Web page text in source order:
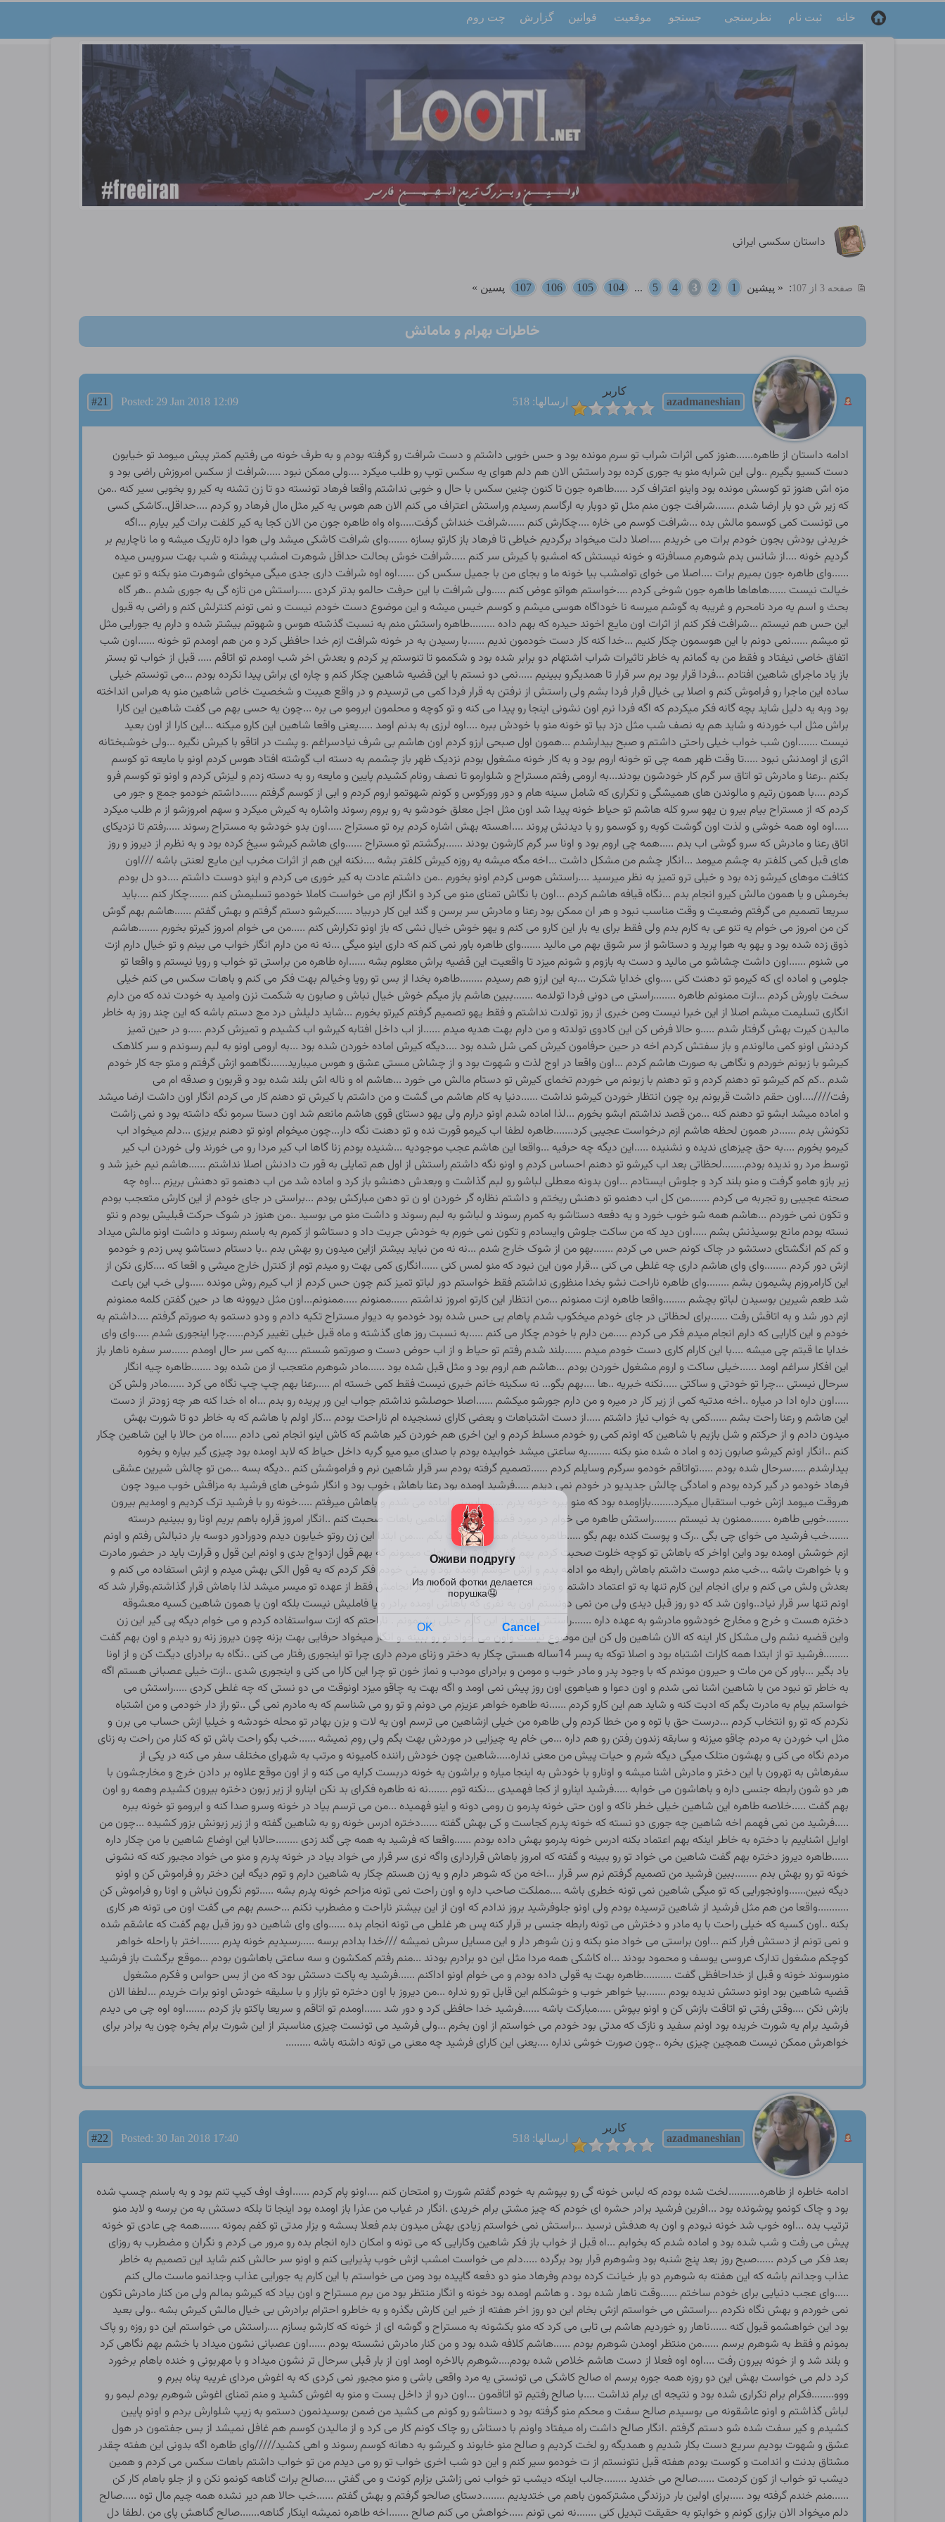
خانه ثبت نام نظرسنجی جستجو موقعیت قوانین گزارش چت روم
داستان سکسی ایرانی
صفحه 3 از 107 : « پیشین 1
2
3
4
5
...
104
105
106
107 پسین »
خاطرات بهرام و مامانش
azadmaneshian
کاربر
ارسالها: 518
#21 Posted: 29 Jan 2018 12:09
ادامه داستان از طاهره......هنوز کمی اثرات شراب تو سرم مونده بود و حس خوبی داشتم و دست شرافت رو گرفته بودم و به طرف خونه می رفتیم کمتر پیش میومد تو خیابون دست کسیو بگیرم ..ولی این شرابه منو یه جوری کرده بود راستش الان هم دلم هوای یه سکس توپ رو طلب میکرد ....ولی ممکن نبود .....شرافت از سکس امروزش راضی بود و مزه اش هنوز تو کوسش مونده بود واینو اعتراف کرد .....طاهره جون تا کنون چنین سکس با حال و خوبی نداشتم واقعا فرهاد تونسته دو تا زن تشنه به کیر رو بخوبی سیر کنه ..من که زیر ش دو بار ارضا شدم .......شرافت جون منم مثل تو دوبار به ارگاسم رسیدم وراستش اعتراف می کنم الان هم هوس یه کیر مثل مال فرهاد رو کردم ....حداقل..کاشکی کسی می تونست کمی کوسمو مالش بده ...شرافت کوسم می خاره ....چکارش کنم ......شرافت خنداش گرفت.....واه واه طاهره جون من الان کجا یه کیر کلفت برات گیر بیارم ...اگه خریدنی بودش بجون خودم برات می خریدم ....اصلا دلت میخواد برگردیم خیاطی تا فرهاد باز کارتو بسازه .......وای شرافت کاشکی میشد ولی هوا داره تاریک میشه و ما ناچاریم بر گردیم خونه ....از شانس بدم شوهرم مسافرته و خونه نیستش که امشبو با کیرش سر کنم .....شرافت خوش بحالت حداقل شوهرت امشب پیشته و شب بهت سرویس میده ......وای طاهره جون بمیرم برات ....اصلا می خوای توامشب بیا خونه ما و بجای من با جمیل سکس کن ......اوه اوه شرافت داری جدی میگی میخوای شوهرت منو بکنه و تو عین خیالت نیست ......هاهاها طاهره جون شوخی کردم ....خواستم هواتو عوض کنم .....ولی شرافت با این حرفت حالمو بدتر کردی .....راستش من تازه گی یه جوری شدم ..هر گاه بحث و اسم یه مرد نامحرم و غریبه به گوشم میرسه نا خوداگاه هوسی میشم و کوسم خیس میشه و این موضوع دست خودم نیست و نمی تونم کنترلش کنم و راضی به قبول این حس هم نیستم ...شرافت فکر کنم از اثرات اون مایع اخوند حیدره که بهم داده .........طاهره راستش منم به نسبت گذشته هوس و شهوتم بیشتر شده و دارم یه جورایی مثل تو میشم ......نمی دونم با این هوسمون چکار کنیم ...خدا کنه کار دست خودمون ندیم ......با رسیدن به در خونه شرافت ازم خدا حافظی کرد و من هم اومدم تو خونه ......اون شب اتفاق خاصی نیفتاد و فقط من به گمانم به خاطر تاثیرات شراب اشتهام دو برابر شده بود و شکممو تا تنوستم پر کردم و بعدش اخر شب اومدم تو اتاقم ..... قبل از خواب تو بستر باز یاد ماجرای شاهین افتادم ...فردا قرار بود برم سر قرار تا همدیگرو ببینیم .....نمی دو نستم با این قضیه شاهین چکار کنم و چاره ای براش پیدا نکرده بودم ...می تونستم خیلی ساده این ماجرا رو فراموش کنم و اصلا بی خیال قرار فردا بشم ولی راستش از نرفتن به قرار فردا کمی می ترسیدم و در واقع هیبت و شخصیت خاص شاهین منو به هراس انداخته بود وبه یه دلیل شاید بچه گانه فکر میکردم که اگه فردا نرم اون نشونی اینجا رو پیدا می کنه و تو کوچه و محلمون ابرومو می بره ...چون یه حسی بهم می گفت شاهین این کارا براش مثل اب خوردنه و شاید هم یه نصف شب مثل دزد بیا تو خونه منو با خودش ببره ....اوه لرزی به بدنم اومد .....یعنی واقعا شاهین این کارو میکنه ...این کارا از اون بعید نیست .......اون شب خواب خیلی راحتی داشتم و صبح بیدارشدم ...همون اول صبحی ارزو کردم اون هاشم بی شرف نیادسراغم .و پشت در اتاقو با کیرش نگیره ...ولی خوشبختانه اثری از اومدنش نبود .....تا وقت ظهر همه چی تو خونه اروم بود و به کار خونه مشغول بودم نزدیک ظهر باز چشمم به دسته اب گوشته افتاد هوس کردم اونو با مایعه تو کوسم بکنم ..رعنا و مادرش تو اتاق سر گرم کار خودشون بودند...به ارومی رفتم مستراح و شلوارمو تا نصف رونام کشیدم پایین و مایعه رو به دسته زدم و لیزش کردم و اونو تو کوسم فرو کردم ....با همون رتیم و مالوندن های همیشگی و تکراری که شامل سینه هام و دور وورکوس و کونم شهوتمو اروم کردم و ابی از کوسم گرفتم ......داشتم خودمو جمع و جور می کردم که از مستراح بیام بیرو ن یهو سرو کله هاشم تو حیاط خونه پیدا شد اون مثل اجل معلق خودشو به رو بروم رسوند واشاره به کیرش میکرد و سهم امروزشو از م طلب میکرد .....اوه اوه همه خوشی و لذت اون گوشت کوبه رو کوسمو رو با دیدنش پروند ....اهسته بهش اشاره کردم بره تو مستراح .....اون بدو خودشو به مستراح رسوند .....رفتم تا نزدیکای اتاق رعنا و مادرش که سرو گوشی اب بدم .....همه چی اروم بود و اونا سر گرم کارشون بودند ......برگشتم تو مستراح ......وای هاشم کیرشو سیخ کرده بود و به نظرم از دیروز و روز های قبل کمی کلفتر به چشم میومد ...انگار چشم من مشکل داشت ...اخه مگه میشه یه روزه کیرش کلفتر بشه ....نکنه این هم از اثرات مخرب این مایع لعنتی باشه ///اون کثافت موهای کیرشو زده بود و خیلی ترو تمیز به نظر میرسید ....راستش هوس کردم اونو بخورم ..من داشتم عادت به کیر خوری می کردم و اینو دوست داشتم ....دو دل بودم بخرمش و یا همون مالش کیرو انجام بدم ...نگاه قیافه هاشم کردم ...اون با نگاش تمنای منو می کرد و انگار ازم می خواست کاملا خودمو تسلیمش کنم .......چکار کنم ....باید سریعا تصمیم می گرفتم وضعیت و وقت مناسب نبود و هر ان ممکن بود رعنا و مادرش سر برسن و گند این کار دربیاد ......کیرشو دستم گرفتم و بهش گفتم ......هاشم بهم گوش کن من امروز می خوام یه تنو عی به کارم بدم ولی فقط برای یه بار این کارو می کنم و یهو خوش خیال نشی که باز اونو تکرارش کنم .....من می خوام امروز کیرتو بخورم .......هاشم ذوق زده شده بود و یهو به هوا پرید و دستاشو از سر شوق بهم می مالید .......وای طاهره باور نمی کنم که داری اینو میگی ...نه نه من دارم انگار خواب می بینم و تو خیال دارم ازت می شنوم ......اون داشت چشاشو می مالید و دست به بازوم و شونم میزد تا واقعیت این قضیه براش معلوم بشه ......اره طاهره من براستی تو خواب و رویا نیستم و واقعا تو جلومی و اماده ای که کیرمو تو دهنت کنی ....وای خدایا شکرت ...به این ارزو هم رسیدم ........طاهره بخدا از بس تو رویا وخیالم بهت فکر می کنم و باهات سکس می کنم خیلی سخت باورش کردم ...ازت ممنونم طاهره ........راستی می دونی فردا تولدمه .......ببین هاشم باز میگم خوش خیال نباش و صابون به شکمت نزن وامید به خودت نده که من دارم انگاری تسلیمت میشم اصلا از این خبرا نیست ومن خبری از روز تولدت نداشتم و فقط یهو تصمیم گرفتم کیرتو بخورم ...شاید دلیلش درد مچ دستم باشه که این چند روز به خاطر مالیدن کیرت بهش گرفتار شدم .....و حالا فرض کن این کادوی تولدته و من دارم بهت هدیه میدم ......از اب داخل افتابه کیرشو اب کشیدم و تمیزش کردم .....و در حین تمیز کردنش اونو کمی مالوندم و باز سفتش کردم اخه در حین حرفامون کیرش کمی شل شده بود ....دیگه کیرش اماده خوردن شده بود ...به ارومی اونو به لبم رسوندم و سر کلاهک کیرشو با زبونم خوردم و نگاهی به صورت هاشم کردم ...اون واقعا در اوج لذت و شهوت بود و از چشاش مستی عشق و هوس میبارید......نگاهمو ازش گرفتم و متو جه کار خودم شدم ..کم کم کیرشو تو دهنم کردم و تو دهنم با زبونم می خوردم تخمای کیرش تو دستام مالش می خورد ...هاشم اه و ناله اش بلند شده بود و قربون و صدقه ام می رفت////....اون حقم داشت قربونم بره چون انتظار خوردن کیرشو نداشت ......دنیا به کام هاشم می گشت و من داشتم با کیرش تو دهنم کار می کردم انگار اون داشت ارضا میشد و اماده میشد ابشو تو دهنم کنه ...من قصد نداشتم ابشو بخورم ...لذا اماده شدم اونو درارم ولی یهو دستای قوی هاشم مانعم شد اون دستا سرمو نگه داشته بود و نمی زاشت تکونش بدم ......در همون لحظه هاشم ازم درخواست عجیبی کرد.......طاهره لطفا اب کیرمو قورت نده و تو دهنت نگه دار...چون میخوام اونو تو دهنم بریزی ...دلم میخواد اب کیرمو بخورم ....به حق چیزهای ندیده و نشنیده .....این دیگه چه حرفیه ...واقعا این هاشم عجب موجودیه ...شنیده بودم زنا گاها اب کیر مردا رو می خورند ولی خوردن اب کیر توسط مرد رو ندیده بودم........لحظاتی بعد اب کیرشو تو دهنم احساس کردم و اونو نگه داشتم راستش از اول هم تمایلی به قور ت دادنش اصلا نداشتم ......هاشم نیم خیز شد و زیر بازو هامو گرفت و منو بلند کرد و جلوش ایستادم ...اون بدونه معطلی لباشو رو لبم گذاشت و وبعدش دهنشو باز کرد و اماده شد من اب دهنمو تو دهنش بریزم ...اوه چه صحنه عجیبی رو تجربه می کردم .......من کل اب دهنمو تو دهنش ریختم و داشتم نظاره گر خوردن او ن تو دهن مبارکش بودم ...براستی در جای خودم از این کارش متعجب بودم و تکون نمی خوردم ...هاشم همه شو خوب خورد و یه دفعه دستاشو به کمرم رسوند و لباشو به لبم رسوند و داشت منو می بوسید ..من هنوز در شوک حرکت قبلیش بودم و نتو نسته بودم مانع بوسیذنش بشم .....اون دید که من ساکت جلوش وایسادم و تکون نمی خورم به خودش جریت داد و دستاشو از کمرم به باسنم رسوند و داشت اونو مالش میداد و کم کم انگشتای دستشو در چاک کونم حس می کردم .......بهو من از شوک خارج شدم ...نه نه من نباید بیشتر ازاین میدون رو بهش بدم ..با دستام دستاشو پس زدم و خودمو ازش دور کردم ........وای وای هاشم داری چه غلطی می کنی ...قرار مون این نبود که منو لمس کنی ......انگاری کمی بهت رو میدم توم از کنترل خارج میشی و اقعا که ....کاری نکن از این کارامروزم پشیمون بشم ........وای طاهره ناراحت نشو بخدا منظوری نداشتم فقط خواستم دور لباتو تمیز کنم چون حس کردم از اب کیرم روش مونده .....ولی خب این باعث شد طعم شیرین بوسیدن لباتو بچشم ........واقعا طاهره ازت ممنونم ...من انتظار این کارتو امروز نداشتم ......ممنونم .....ممنونم...اون مثل دیوونه ها در حین گفتن کلمه ممنونم ازم دور شد و به اتاقش رفت ......برای لحظاتی در جای خودم میخکوب شدم پاهام بی حس شده بود خودمو به دیوار مستراح تکیه دادم و ودو دستمو به صورتم گرفتم ....داشتم به خودم و این کارایی که دارم انجام میدم فکر می کردم .....من دارم با خودم چکار می کنم .....به نسبت روز های گذشته و ماه قبل خیلی تغییر کردم......چرا اینجوری شدم .....وای وای خدایا عا قبتم چی میشه ....با این کارام کاری دست خودم میدم ......بلند شدم رفتم تو حیاط و از اب حوض دست و صورتمو شستم ....یه کمی سر حال اومدم ......سر سفره ناهار باز این افکار سراغم اومد ......خیلی ساکت و اروم مشغول خوردن بودم ...هاشم هم اروم بود و مثل قبل شده بود ......مادر شوهرم متعجب از من شده بود .......طاهره چیه انگار سرحال نیستی ...چرا تو خودتی و ساکتی .....نکنه خبریه ..ها ....بهم بگو... نه سکینه خانم خبری نیست فقط کمی خسته ام .....رعنا بهم چپ چپ نگاه می کرد ......مادر ولش کن .....اون داره ادا در میاره ..اخه مدتیه کمی از زیر کار در میره و من دارم جورشو میکشم ......اصلا حوصلشو نداشتم جواب این ور پریده رو بدم ...اه اه خدا کنه هر چه زودتر از دست این هاشم و رعنا راحت بشم ......کمی به خواب نیاز داشتم .....از دست اشتباهات و بعضی کارای نسنجیده ام ناراحت بودم ...کار اولم با هاشم که به خاطر دو تا شورت بهش میدون دادم و از حرکتم و شل بازیم با شاهین که اونم کمی رو خودم مسلط کردم و این اخری هم خوردن کیر هاشم که کاش اینو انجام نمی دادم .....اه من حالا با این شاهین چکار کنم ..انگار اونم کیرشو صابون زده و اماد ه شده منو بکنه ........یه ساعتی میشد خوابیده بودم با صدای میو میو گربه داخل حیاط که لابد اومده بود چیزی گیر بیاره و بخوره بیدارشدم .....سرحال شده بودم .....تواتاقم خودمو سرگرم وسایلم کردم ......تصمیم گرفته بودم سر قرار شاهین نرم و فراموشش کنم ..دیگه بسه ...من تو چالش شیرین عشقی فرهاد خودمو در گیر کرده بودم و امادگی چالش جدیدیو در خودم نمی دیدم .....فرشید اومده بود رعنا باهاش خوب بود و انگار شوخی های فرشید به مزاقش خوب میود چون هروقت میومد ازش خوب استقبال میکرد........بازاومده بود که منو ببره خونه پدرم .......بایستی اماده می شدم و باهاش میرفتم .....خونه رو با فرشید ترک کردیم
azadmaneshian
کاربر
ارسالها: 518
#22 Posted: 30 Jan 2018 17:40
ادامه خاطره از طاهره...........لخت شده بودم که لباس خونه گی رو بپوشم به خودم گفتم شورت رو امتحان کنم ....اونو پام کردم ......اوف اوف کیپ تنم بود و به باسنم چسپ شده بود و چاک کونمو پوشونده بود ...افرین فرشید برادر حشره ای خودم که چیز مشتی برام خریدی .انگار در غیاب من عذرا باز اومده بود اینجا تا بلکه دستش به من برسه و لابد منو ترتیب بده ...اوه خوب شد خونه نبودم و اون به هدفش نرسید ...راستش نمی خواستم زیادی بهش میدون بدم فعلا بسشه و بزار مدتی تو کفم بمونه .......همه چی عادی تو خونه پیش می رفت و شب شده بود و اماده شدم که بخوابم ...اه قبل از خواب باز فکر شاهین وکارایی که می تونه و امکان داره انجام بده رو مرور می کردم و نگران و مضطرب به روزای بعد فکر می کردم ......صبح روز بعد پنج شنبه بود وشوهرم قرار بود برگرده .....دلم می خواست امشب ازش خوب پذیرایی کنم و اونو سر حالش کنم شاید این تصمیم به خاطر عذاب وجدانم باشه که این هفته به شوهرم دو بار خیانت کرده بودم وفرهاد منو دو دفعه گاییده بود ومن می خواستم با این کارم یه جورایی عذاب وجدانمو ماست مالی کنم .....وای عجب دنیایی برای خودم ساختم ......وقت ناهار شده بود . و هاشم اومده بود خونه و انگار منتظر بود من برم مستراح و اون بیاد که کیرشو بمالم ولی من کنار مادرش تکون نمی خوردم و بهش نگاه نکردم ...راستش می خواستم ازش بخام این دو روز اخر هفته از خیر این کارش بگذره و به خاطرو احترام برادرش بی خیال مالش کیرش بشه ..ولی بعید بود این خواهشمو قبول کنه ......ناهار رو خوردیم هاشم بی تابی می کرد که منو بکشونه به مستراح و گوشه ای از خونه که کارشو بسازم ....راستش می خواستم این دو روزه رو پاک بمونم و فقط به شوهرم برسم ......من منتظر اومدن شوهرم بودم ......هاشم کلافه شده بود و من کنار مادرش نشسته بودم ......اون عصبانی نشون میداد با خشم بهم نگاهی کرد و بلند شد و از خونه بیرون رفت ....اوه اوه فعلا از دست هاشم خلاص شده بودم....شوهرم بالاخره اومد اون از بار قبلی سرحال تر نشون میداد و با مهربونی و خنده باهام برخورد کرد دلم می خواست بهش این دو روزه همه جوره برسم اه صالح کاشکی می تونستی یه مرد واقعی باشی و منو مجبور نمی کردی که به اغوش مردای غریبه پناه ببرم و ووو........فکرام برام تکراری شده بود و نتیجه ای برام نداشت ....با صالح رفتیم تو اتاقمون ...اون درو از داخل بست و منو به اغوش کشید و منم تمنای اغوش شوهرم بودم لبمو رو لباش گذاشتم و اونو عاشقونه می بوسیدم صالح سفت و محکم منو گرفته بود و دستاشو رو کونم می کشید من ضمن بوسیدنمون دستمو به زیپ شلوارش بردم و اونو پایین کشیدم و کیر سفت شده شو دستم گرفتم .انگار صالح داشت راه میفتاد واونم با دستاش رو چاک کونم کار می کرد و از مالیدن کوسم هم غافل نمیشد از بس جفتمون در هول عشق و شهوت بودیم سریع دست بکار شدیم و همدیگه رو لخت کردیم و صالح منو خابوند و کیرشو به دهانه کوسم رسوند و اهی کشید/////وای طاهره اگه بدونی این هفته چقدر مشتاق بدنت و اندامت و کوست بودم هفته قبل نتونستم از ت خودمو سیر کنم و این دو شب اخری خواب تو رو می دیدم من تو خواب داشتم باهات سکس می کردم و همین دیشب تو خواب از کون کردمت ......صالح می خندید ........جالب اینکه دیشب تو خواب نمی زاشتی بزارم کونت و می گفتی ....صالح برات گناهه کونمو نکن و از جلو باهام کار کن ......منم خندم گرفته بود .....برای اولین بار درزندگی مشترکمون باهم می ختدیدیم ........دستای صالحو گرفتم و بهش گفتم ......خب حالا هم دیر نشده همه چیم مال توه .....صالح دلم میخواد الان بزاری کونم و خوابتو به حقیقت تبدیل کنی .......نه نمی تونم .....خواهش می کنم صالح .......اخه طاهره نمیشه اینکار گناهه.......صالح گناهش پای من .لطفا دل منو نشکون خیلی دلم می خاد کیرت بره تو کونم .اصلا من بجای تو میرم جهنم .......وای وای طاهره نمی دونم دلم نمی خاد حرفتو زمین بزنم .........همین یه بار بزار کونم ..اگه خوشت نیومد دیگه بعدش اصرار نمی کنم .....خدایا توبه توبه خودت شاهدی من دارم مجبور میشم اینکارو با زنم می کنم .......صالح انگار داشت راضی میشد من باور نمی کردم ...اوخ جون ....خیلی دلم میخواست شوهرم برای اولین بار کونمو بکنه البته قضیه کون دادنم به عذرا فرق می کرد و من در شرایط خاصی بهش کون داده بودم که قبلا در قسمت های قبلی براتون شرح دادم ........یهو فکری به نظرم رسید بلند شدم و رو طاقچه اتاق قوطی مایعه رو اوردم و اونو باز کردم .........صالح می خام از این مایع دارویی که عذرا زن ملا حیدر برام اورده استفاده کنم .......خب این دارو مگه خوردنیه .....نه صالح اون مالیدنیه و باید اونو به کیرت بمالم و بعدش دیگه معلومه که چکارش کنی .......مایعه رو به کیرنیمه سفت شده صالح زدم لحظاتی از مالیدن اون نگذشته بود که صدای صالح بلند شد ......اوه اوه طاهره کیرم داره داغ میشه ..اوه اوه اینو چکارش کنم ...نکنه بد باشه ...نه عزیزم نگرون نباش این دارو رو باید تو کوس و کونم کنی این اثرات بهداشتی و ضد عفونی و این جور چیزا رو داره و اون داغیش باعث میشه شهوت ادم بیشتر بشه .......کیر نیمه سفت صالح در اثر مالش اون مایعه مثل سنگ شده بود و در اوج کلوفتیش قرار گرفته بود اون دیگه اماده فتح کونم بود ....من به حالت سگی خودمو قرار دادم و کمرمو خوابوندم و باسنمو در حالتی قرار دادم که کونم در بهترین حالت گاییدنش قرار گرفته بودصالح به نسبت دفعات قبل نبود اون از چشاش شهوت می بارید و.....اون به باسنم خودشو مستقر کرد .......طاهره جون ......جونم شوهرم ......میخام ابتدا بزارم کوست و بعدش کونتو بکنم ......اخه چرا از اول کونمو نمی کنی ...اخه طاهره یه هفتس تو کف کوستم و دلم راضی نمیشه کوستو نکنم و بعدش درست و بهداشتی نیست کیرمو که به کونت رفته رو به کوست بزنم ...اخه نمی خام مریض بشی ......باشه عزیزم حق با توه اول با کوسم کار کن .......صالح با کمک دستام کیرشو در همون حالتم به کوسم زسوند و تلمبه هاشو شروع کرد کیرش در اثر اون مایعه در اوج نعوظ قرار داشت و بخوبی کوسمو پر کرده بود اون داشت تکوناشو بیشتر می کرد و من هم کوسم داغ کرده بود و حسابی شهوتی شده بودم سینه هامو به کف اتاق رسوندم و ودستا مو که بهش متکی بودم رو ازاد کردم و با اون قسمت های بالای کوسمو می مالوندم ...اوه اوه..صالح تا حالا خوب اومده بود و منو داشت به اوج لذت و هوس می رسوند ...افرین به شوهرم .......اگه از ابتدای ازدواجمون اینجوری باهام سکس می کردی الان منو در جاده خطر ناک خیانت نمی انداختی .......دیگه کردن کوسم کافی بود و باید باقی کارشو رو کونم انجام میداد...اینو به صالح تذکر دادم ....اون کیرشو دراورد و اماده شد که کونمو بکنه .......هنوز مرددبود ...من معطل نکردم کیرشو از زیر شکمم گرفتم و اونو رو سوراخ کونم قرار دادم ........طاهره جون .....بله شوهرم ...میخام حالتو عوض کنی و به پشت بخوابی و این مدلی بکنمت .......چشم هر چی تو بگی .....من به پشت رو کف اتاق خوابیدم و دو پامو به شونه هام رسوندم و با دستام اونو گرفتم اون سر کیرشو به سوراخ کونم کشید و اونو کمی مالید و بعدش چشاشو بست و گفت خدایا توبه منو قبول کن ...منو ببخش ...و بعد کیرشو با کمک یکی از دستام به کونم فشار داد و بعد از کمی تلاش کلاهکشو تو کونم فرو کرد ..بهش گفتم دیگه باید ارو متر کارتو ادامه بدی ....داشتم کمی اذیت میشدم و درد کونم شرو ع شده بود ولحظه به لحظه کیرش بیشتر فرو می رفت تنها چیزی که مانع بیشتر شدن درد کونم شده بود داغی مایعه بود که اونجامو داغ کرده بود واین لذت خیلی خوبی بهم میدادصالح موفق شده بود کیرشو کامل تو کونم جا بده ولی تکونی بهش نداده بود و در همون حالت نگه اش داشته بود ....طاهره درد نداری .......صالح کمی درد داره ولی این دردو به خاطر شوهرم بجون می خرم .....لطفا صالح اروم اروم رو کونم تلمبه بزن .......چشم عزیزم ......اوف اوف با تکونای کیرش و داغتر شدن داخل کونم من داشتم حسابی کیف می کردم دیگه دردو فراموش کرده بودم و تنها چیزی که می فهمیدم لذت پایان ناپذیر کیر ی بود که تو کونم عقب جلو میکرد..صالح هم واقعا شهوتی شده بود و لذت می برد و مرتب قربونم می رفت من داشتم ارضا میشدم و بالاخره هم برای اولین بار با کیر شوهرم به ارگاسم رسیدم .......صالح هم ابشو تو کونم ریخت و روم ولو شد ........صالح نظرت چیه ...کونم بهت لذت داد ......اوه اوه طاهره بهم خیلی چسپید من حق داشتم عاشق کونت باشم ...واقعا اگه کون کردن این لذتو به مرد میده ارزش داره گناهشو به گردن بگیره ......طاهره ازت متشکرم ....لباشو بوسیدم و بهش گفتم ...منم راضیم ....هر موقع دلت خواست کونم در خدمت توه ......باهم بلندشدیم و لباسامونو تنمون کردیم و اومدیم بیرون ......صالح سرحال و سر مست از یه سکس خوب در کنار مادرش داشت به حرفاش گوش میداد و منم همین حالتو داشتم .......تا شب همه چی عادی خوب بود و فقط تنهاموضوعی که حالمو می گرفت هاشم بود که شب بهم چپ چپ نگاه میکرد ......قبل از خواب باز کنار صالح بودم سرمو رو سینه اش گذاشتم وگفتم .....اگه دلت می خاد باز منو بکنی من حاضرم ......طاهره بدم نمی یاد.......دستمو تو شلوارش بردم .وکیرشو که شل وخوابیده بود گرفتم واونوکمی مالوندم ...وادامش دادم تا سفت شد ...وبدونه معطلی شلوارمو پایین کشیدم ورو کیرش سوار شدم و با حرکت به کمرم رو کیرش تلمبه می زدم صالح کمی خسته به نظر می رسید و انچنان به خودش تکون نمی داد ....... رو این مدل سکسم زود خسته میشدم خواستم حالتمو عوض کنم وکه متوجه شدم اب کیرش تو کوسم خالی شد ......لحظاتی چند صالح خوابش برد و خرو پف هاش شروع شد انگار صالح بی خیال غسل شده بود و نرفت که خودشو تمیز کنه ......من لازم بود که خودمو تمیزکنم چون کوسم اغشته از اب کیر صالح بود و کار دستشویی هم داشتم بلند شدم و از اتاق بیرون اومدم که بکارم برسم در اتاقو پشت سرم بستم فضای خونه ساکت بود و همه خوابیده بودند .....داشتم به طرف مستراح می رفتم که صدایی شنیدم که منو اروم به اسم صدا می کرد نگاهی به اطراف کردم نور حیاط ضعیف بود و تاریکی بیشتر به چشم می خورد توجه ام به در اتاق هاشم معطوف شد اون منو میخوند.....قصد نداشتم به طرفش برم چون اون می تونست با یه حرکت منو داخل اتاقش ببره و اونوقت بعدش میشد تجاوز و گاییدنم بدست هاشم ......بااشاره ازش خواستم برگرده تو اتاقش بخوابه ..ولی اون معطل نکرد اومد پیشم من در لبه راه رو منتهی به پشت بام ایستاده بودم ......طاهره چرا امروز به قولت عمل نکردی ........هاشم خیلی اهسته حرف میزد ولی من می شنیدم .........اخه هاشم یه ذره فهم و شعور و شرف تو ذاتت نیست امروزبرادرت و شوهرمن برگشته و تو خونه هستش اونو قت تو داری از من میخوای که کیرتو بمالم ...از خودت خجالت بکش و ...هر چی باشه اون برادرته و اون نونی که سر سفره توشکمت می ریزی مال اونه ....حداقل حرمت سفره و خونه شو داشته باش ......ببین هاشم امروز که گذشت فردا هم بیخیال من باش ....پس لطفا برو تواتاقت .....ولی طاهره من دارم دیوونه میشم باور کن الان دو ساعته با کیرم ور میرم و نمی تونم خودمو ارضا کنم ..همین امشب اونو بمال و ارومش کن وبهت قول میدم فردا نیام سراغت ........من خواستم ازش دور شم اون مچ دستمو گرفت و التماسم می کرد ......واقعا اگه این شرایطو وضعیت ادامه می داشت بعید نبود که یکیشون بیدار بشه و گند کارمون در بیاد .....باید شرایط رو ارو م میکردم هاشم کم کم داشت صداشو بلند تر می کرد و این منو نگران می کرد اون کثافت یه دستش رو کیرش بود و یه دست دیگشو از مج دستم دور کرد و به چاک کونش رسوند وانگار داشت کونشو می خاروند ......فکر عجیب و جالبی به ذهنم خطور کرد ...باید یه حالی ازش می گرفتم ......نگاهی به اطرافم کردم اوه اوه یه چنگال کثیف و نشسته گوشه لبه پله راه رو یی که جلوم بود افتاده بود اونو برداشتم و دعوتش کردم که به انتهای پله هابره ...در پله اخر و پشت در پشت بام فضای کو چکی وجود داشت که حداقل دونفر